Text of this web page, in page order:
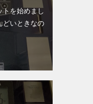
トを始めまし
どいときなの